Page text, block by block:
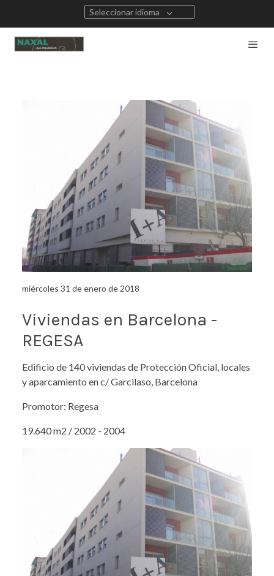
Seleccionar idioma
miércoles 31 de enero de 2018
Viviendas en Barcelona -
REGESA
Edificio de 140 viviendas de Protección Oficial, locales
y aparcamiento en c/ Garcilaso, Barcelona
Promotor: Regesa
19.640 m2 / 2002 - 2004